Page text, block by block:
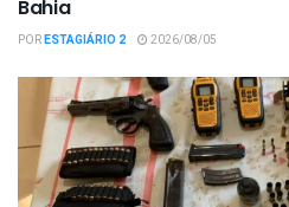
Bahia
PORESTAGIÁRIO 2 2026/08/05